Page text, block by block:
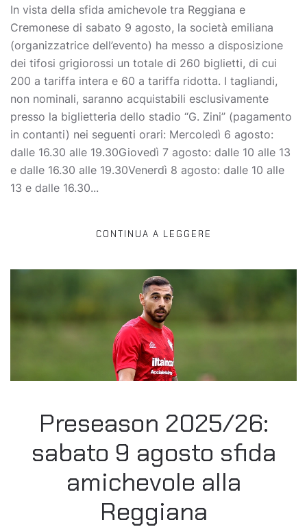
In vista della sfida amichevole tra Reggiana e
Cremonese di sabato 9 agosto, la società emiliana
(organizzatrice dell’evento) ha messo a disposizione
dei tifosi grigiorossi un totale di 260 biglietti, di cui
200 a tariffa intera e 60 a tariffa ridotta. I tagliandi,
non nominali, saranno acquistabili esclusivamente
presso la biglietteria dello stadio “G. Zini” (pagamento
in contanti) nei seguenti orari: Mercoledì 6 agosto:
dalle 16.30 alle 19.30Giovedì 7 agosto: dalle 10 alle 13
e dalle 16.30 alle 19.30Venerdì 8 agosto: dalle 10 alle
13 e dalle 16.30...
CONTINUA A LEGGERE
Preseason 2025/26:
sabato 9 agosto sfida
amichevole alla
Reggiana